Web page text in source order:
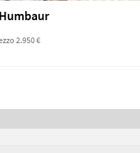
2.950 €